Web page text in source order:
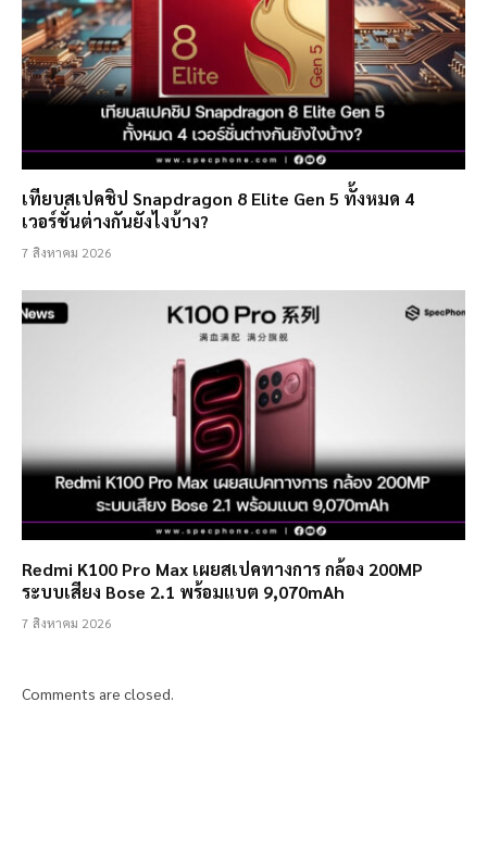
เทียบสเปคชิป Snapdragon 8 Elite Gen 5 ทั้งหมด 4
เวอร์ชั่นต่างกันยังไงบ้าง?
7 สิงหาคม 2026
Redmi K100 Pro Max เผยสเปคทางการ กล้อง 200MP
ระบบเสียง Bose 2.1 พร้อมแบต 9,070mAh
7 สิงหาคม 2026
Comments are closed.